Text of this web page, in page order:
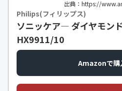
出典：https://
Philips(フィリップス)
ソニッケア― ダイヤモン
HX9911/10
Amazonで購